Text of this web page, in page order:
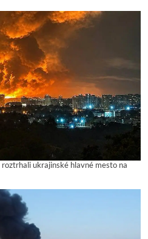
ukrajinské hlavné mesto na